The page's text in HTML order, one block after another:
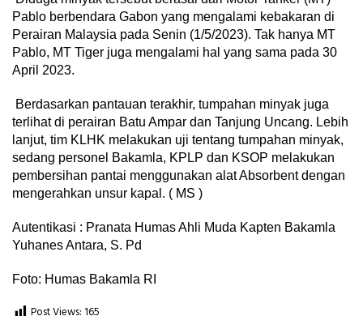
Pablo berbendara Gabon yang mengalami kebakaran di
Perairan Malaysia pada Senin (1/5/2023). Tak hanya MT
Pablo, MT Tiger juga mengalami hal yang sama pada 30
April 2023.
Berdasarkan pantauan terakhir, tumpahan minyak juga
terlihat di perairan Batu Ampar dan Tanjung Uncang. Lebih
lanjut, tim KLHK melakukan uji tentang tumpahan minyak,
sedang personel Bakamla, KPLP dan KSOP melakukan
pembersihan pantai menggunakan alat Absorbent dengan
mengerahkan unsur kapal. ( MS )
Autentikasi : Pranata Humas Ahli Muda Kapten Bakamla
Yuhanes Antara, S. Pd
Foto: Humas Bakamla RI